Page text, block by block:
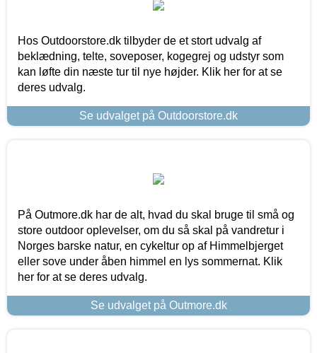
Hos Outdoorstore.dk tilbyder de et stort udvalg af
beklædning, telte, soveposer, kogegrej og udstyr som
kan løfte din næste tur til nye højder. Klik her for at se
deres udvalg.
Se udvalget på Outdoorstore.dk
På Outmore.dk har de alt, hvad du skal bruge til små og
store outdoor oplevelser, om du så skal på vandretur i
Norges barske natur, en cykeltur op af Himmelbjerget
eller sove under åben himmel en lys sommernat. Klik
her for at se deres udvalg.
Se udvalget på Outmore.dk